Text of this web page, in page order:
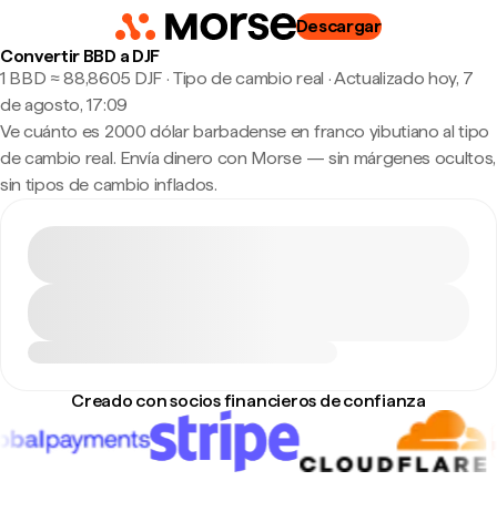
Descargar
Convertir BBD a DJF
1 BBD ≈ 88,8605 DJF · Tipo de cambio real ·Actualizado hoy, 7
de agosto, 17:09
Ve cuánto es 2000 dólar barbadense en franco yibutiano al tipo
de cambio real. Envía dinero con Morse — sin márgenes ocultos,
sin tipos de cambio inflados.
Creado con socios financieros de confianza